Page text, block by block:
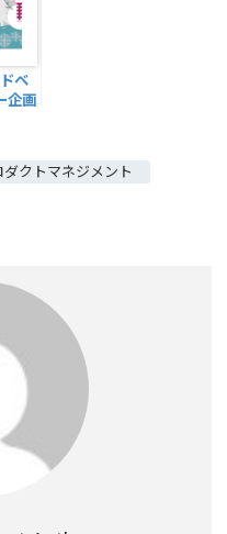
ベ
企画
ダクトマネジメント